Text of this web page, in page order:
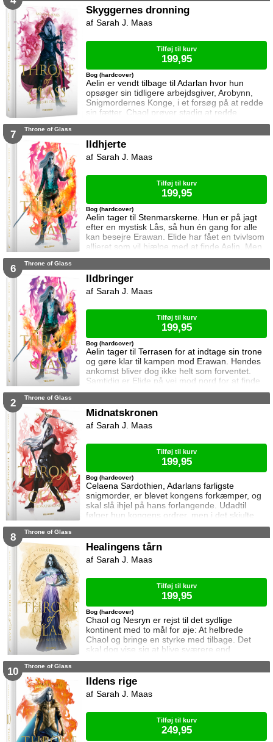
som han nu prøver at beskytte mere end før.
Dorian har lagt afstand til Chaol siden Chaol
opdagede hans magi. Han prøver at
Skyggernes dronning
Aelin er vendt tilbage til Adarlan hvor hun
opsøger sin tidligere arbejdsgiver, Arobynn,
Snigmordernes Konge, i et forsøg på at redde
sin fætter. Chaol prøver stadig at redde
Dorian, men det bliver fortsat sværere som
og orker ikke længere at kæmpe imod.
Samtidig står Manon i en svær situation.
Hertug Perrington har givet hende klare
Bog (hardcover)
Sarah J. Maas
Tilføj til kurv
199,95
7 Throne of Glass
Ildhjerte
Aelin tager til Stenmarskerne. Hun er på jagt
efter en mystisk Lås, så hun én gang for alle
kan besejre Erawan. Elide har fået en tvivlsom
allieret som vil hjælpe med at finde Aelin. Men
for hvilken pris? Manon vågner i lænker og
Dorian ikke glemme heksen der hjalp ham i
Bog (hardcover)
Sarah J. Maas
Tilføj til kurv
199,95
6 Throne of Glass
Ildbringer
Aelin tager til Terrasen for at indtage sin trone
og gøre klar til kampen mod Erawan. Hendes
ankomst bliver dog ikke helt som forventet.
Samtidig er Elide på vej mod nord for at finde
Aelin og Celaena Sardothien. Oakwaldskoven
når nogen følger efter én. Dorian forsøger at
problemer at kæmpe mod, og Manon byder
Bog (hardcover)
Sarah J. Maas
Tilføj til kurv
199,95
2 Throne of Glass
Midnatskronen
Celaena Sardothien, Adarlans farligste
snigmorder, er blevet kongens forkæmper, og
skal slå ihjel på hans forlangende. Udadtil
følger hun kongens ordrer, men i det skjulte
modarbejder hun ham. Det bliver dog stadig
vennerne, der intet kender til hendes private
oprør. Den for længst hedengangne dronning,
Elena, sætter samtidig Celaena på en svær
Bog (hardcover)
Sarah J. Maas
Tilføj til kurv
199,95
8 Throne of Glass
Healingens tårn
Chaol og Nesryn er rejst til det sydlige
kontinent med to mål for øje: At helbrede
Chaol og bringe en styrke med tilbage. Det
skal dog vise sig at blive sværere end
forventet, for khaganen, det sydlige kontinents
træffe en beslutning her og nu. Da en healer
bliver myrdet under mystiske omstændigheder,
frygter Chaol og Nesryn at Valkerne er fulgt
Bog (hardcover)
Sarah J. Maas
Tilføj til kurv
199,95
10 Throne of Glass
Ildens rige
Sarah J. Maas
Tilføj til kurv
249,95